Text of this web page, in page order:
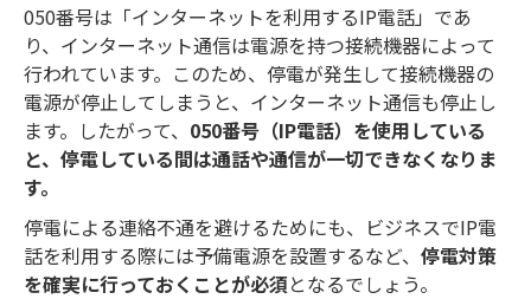
050番号は「インターネットを利用するIP電話」であ
り、インターネット通信は電源を持つ接続機器によって
行われています。このため、停電が発生して接続機器の
電源が停止してしまうと、インターネット通信も停止し
ます。したがって、 050番号（IP電話）を使用している
と、停電している間は通話や通信が一切できなくなりま
す。
停電による連絡不通を避けるためにも、ビジネスでIP電
話を利用する際には予備電源を設置するなど、 停電対策
を確実に行っておくことが必須となるでしょう。